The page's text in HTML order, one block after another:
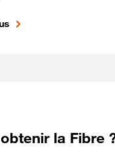
la Fibre